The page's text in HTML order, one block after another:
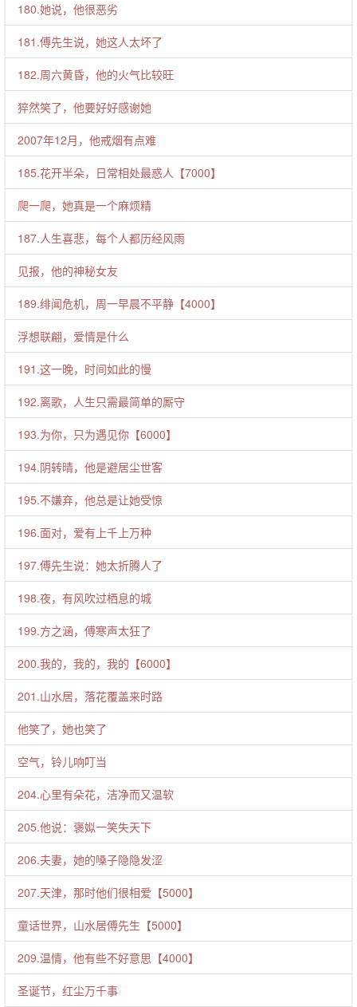
180.她说，他很恶劣
181.傅先生说，她这人太坏了
182.周六黄昏，他的火气比较旺
猝然笑了，他要好好感谢她
2007年12月，他戒烟有点难
185.花开半朵，日常相处最惑人【7000】
爬一爬，她真是一个麻烦精
187.人生喜悲，每个人都历经风雨
见报，他的神秘女友
189.绯闻危机，周一早晨不平静【4000】
浮想联翩，爱情是什么
191.这一晚，时间如此的慢
192.离歌，人生只需最简单的厮守
193.为你，只为遇见你【6000】
194.阴转晴，他是避居尘世客
195.不嫌弃，他总是让她受惊
196.面对，爱有上千上万种
197.傅先生说：她太折腾人了
198.夜，有风吹过栖息的城
199.方之涵，傅寒声太狂了
200.我的，我的，我的【6000】
201.山水居，落花覆盖来时路
他笑了，她也笑了
空气，铃儿响叮当
204.心里有朵花，洁净而又温软
205.他说：褒姒一笑失天下
206.夫妻，她的嗓子隐隐发涩
207.天津，那时他们很相爱【5000】
童话世界，山水居傅先生【5000】
209.温情，他有些不好意思【4000】
圣诞节，红尘万千事